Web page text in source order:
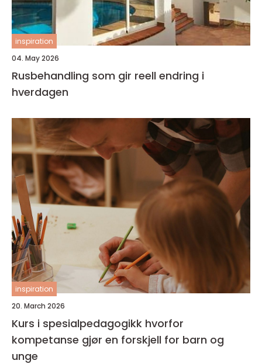
inspiration
04. May 2026
Rusbehandling som gir reell endring i
hverdagen
inspiration
20. March 2026
Kurs i spesialpedagogikk hvorfor
kompetanse gjør en forskjell for barn og
unge